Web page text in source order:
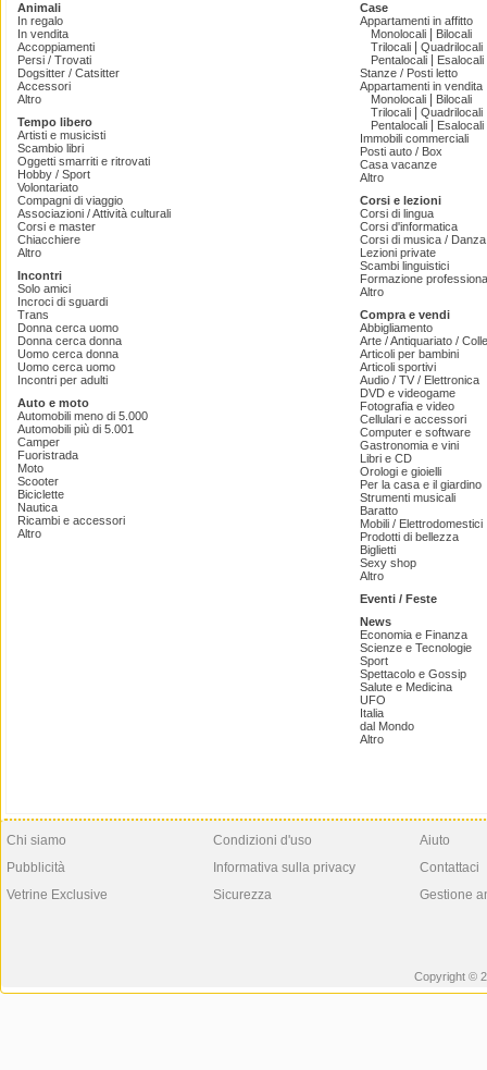
Animali
In regalo
In vendita
Accoppiamenti
Persi / Trovati
Dogsitter / Catsitter
Accessori
Altro
Tempo libero
Artisti e musicisti
Scambio libri
Oggetti smarriti e ritrovati
Hobby / Sport
Volontariato
Compagni di viaggio
Associazioni / Attività culturali
Corsi e master
Chiacchiere
Altro
Incontri
Solo amici
Incroci di sguardi
Trans
Donna cerca uomo
Donna cerca donna
Uomo cerca donna
Uomo cerca uomo
Incontri per adulti
Auto e moto
Automobili meno di 5.000
Automobili più di 5.001
Camper
Fuoristrada
Moto
Scooter
Biciclette
Nautica
Ricambi e accessori
Altro
Case
Appartamenti in affitto
Monolocali
Bilocali
Trilocali
Quadrilocali
Pentalocali
Esalocali
Stanze / Posti letto
Appartamenti in vendita
Monolocali
Bilocali
Trilocali
Quadrilocali
Pentalocali
Esalocali
Immobili commerciali
Posti auto / Box
Casa vacanze
Altro
Corsi e lezioni
Corsi di lingua
Corsi d'informatica
Corsi di musica /
Lezioni private
Scambi linguistici
Formazione
Altro
Compra e vendi
Abbigliamento
Arte / Antiquariato /
Articoli per bambini
Articoli sportivi
Audio / TV / Elettronica
DVD e videogame
Fotografia e video
Cellulari e accessori
Computer e software
Gastronomia e vini
Libri e CD
Orologi e gioielli
Per la casa e il giardino
Strumenti musicali
Baratto
Mobili / Elettrodomestici
Prodotti di bellezza
Biglietti
Sexy shop
Altro
Eventi / Feste
News
Economia e Finanza
Scienze e Tecnologie
Sport
Spettacolo e Gossip
Salute e Medicina
UFO
Italia
dal Mondo
Altro
Chi siamo
Pubblicità
Vetrine Exclusive
Condizioni d'uso
Informativa sulla privacy
Sicurezza
Aiuto
Contattaci
Gestione
Copyright ©